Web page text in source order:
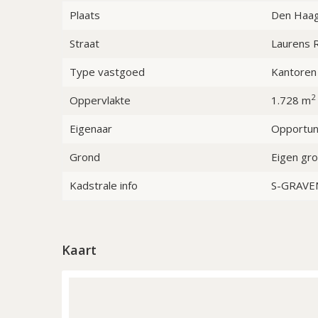
Daarnaast begeef je je in enkele minuten midden
Plaats
Den
Straat
Laurens
Type vastgoed
Kantoren
Oppervlakte
1.728 m2
Eigenaar
Grond
Eigen
Kadstrale info
S-
Kaart